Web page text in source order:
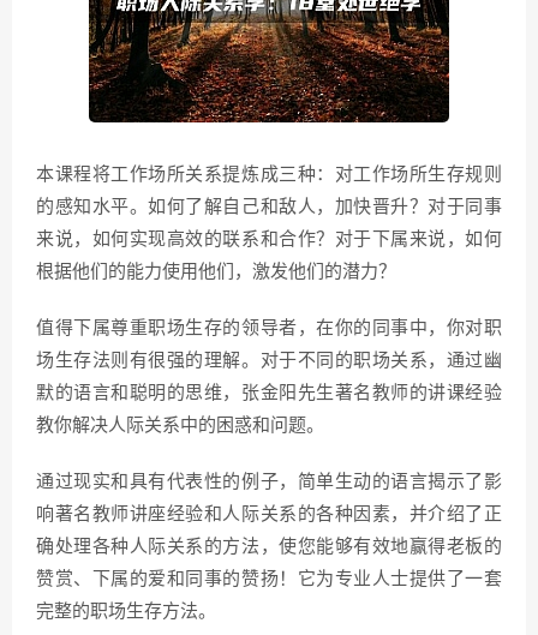
本课程将工作场所关系提炼成三种：对工作场所生存规则
的感知水平。如何了解自己和敌人，加快晋升？对于同事
来说，如何实现高效的联系和合作？对于下属来说，如何
根据他们的能力使用他们，激发他们的潜力？
值得下属尊重职场生存的领导者，在你的同事中，你对职
场生存法则有很强的理解。对于不同的职场关系，通过幽
默的语言和聪明的思维，张金阳先生著名教师的讲课经验
教你解决人际关系中的困惑和问题。
通过现实和具有代表性的例子，简单生动的语言揭示了影
响著名教师讲座经验和人际关系的各种因素，并介绍了正
确处理各种人际关系的方法，使您能够有效地赢得老板的
赞赏、下属的爱和同事的赞扬！它为专业人士提供了一套
完整的职场生存方法。